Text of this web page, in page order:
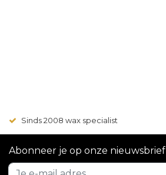
Sinds 2008 wax specialist
Abonneer je op onze nieuwsbrief